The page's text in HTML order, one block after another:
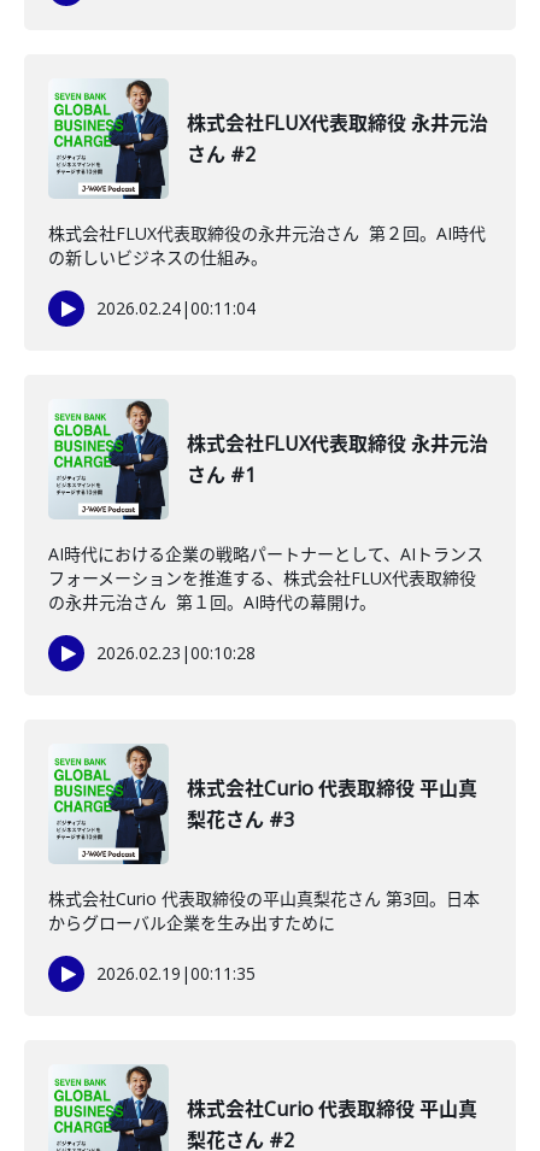
株式会社FLUX代表取締役 永井元治
さん #2
株式会社FLUX代表取締役の永井元治さん 第２回。AI時代
の新しいビジネスの仕組み。
2026.02.24|00:11:04
株式会社FLUX代表取締役 永井元治
さん #1
AI時代における企業の戦略パートナーとして、AIトランス
フォーメーションを推進する、株式会社FLUX代表取締役
の永井元治さん 第１回。AI時代の幕開け。
2026.02.23 |00:10:28
株式会社Curio 代表取締役 平山真
梨花さん #3
株式会社Curio 代表取締役の平山真梨花さん 第3回。日本
からグローバル企業を生み出すために
2026.02.19 |00:11:35
株式会社Curio 代表取締役 平山真
梨花さん #2